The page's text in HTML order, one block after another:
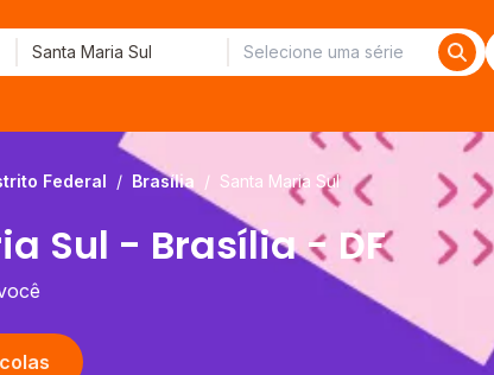
Federal / Brasília / Santa Maria Sul
Sul - Brasília - DF